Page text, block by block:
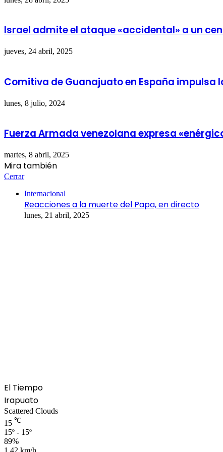
Israel admite el ataque «accidental» a un
jueves, 24 abril, 2025
Comitiva de Guanajuato en España
lunes, 8 julio, 2024
Fuerza Armada venezolana expresa
martes, 8 abril, 2025
Mira también
Cerrar
Internacional
Reacciones a la muerte del Papa, en directo
lunes, 21 abril, 2025
El Tiempo
Irapuato
Scattered Clouds
15 ℃
15º - 15º
89%